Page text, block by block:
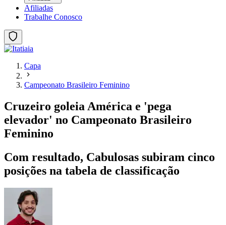
Afiliadas
Trabalhe Conosco
Capa
Campeonato Brasileiro Feminino
Cruzeiro goleia América e 'pega
elevador' no Campeonato Brasileiro
Feminino
Com resultado, Cabulosas subiram cinco
posições na tabela de classificação